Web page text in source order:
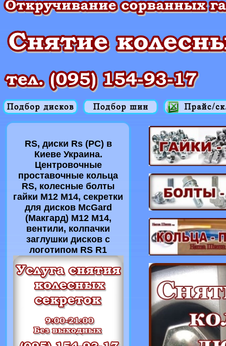
RS, диски Rs (РС) в
Киеве Украина.
Центровочные
проставочные кольца
RS, колесные болты
гайки M12 M14, секретки
для дисков McGard
(Макгард) M12 M14,
вентили, колпачки
заглушки дисков с
логотипом RS R1